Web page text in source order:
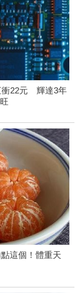
衝22元 輝達3年
這個！體重天